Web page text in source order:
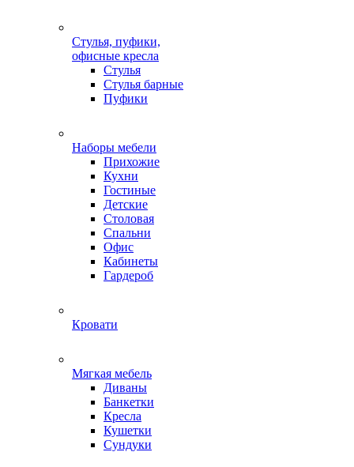
Стулья, пуфики,
офисные кресла
Стулья
Стулья барные
Пуфики
Наборы мебели
Прихожие
Кухни
Гостиные
Детские
Столовая
Спальни
Офис
Кабинеты
Гардероб
Кровати
Мягкая мебель
Диваны
Банкетки
Кресла
Кушетки
Сундуки